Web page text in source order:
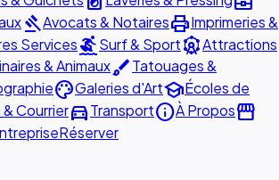
gavelAvocats & NotairesprintImprimeries &
ServicessurfingSurf & SportattractionsAttractions
& AnimauxbrushTatouages &
paletteGaleries d'ArtschoolÉcoles de
& Courrierdirections_carTransportinfoÀ Proposstorefront
Réserver